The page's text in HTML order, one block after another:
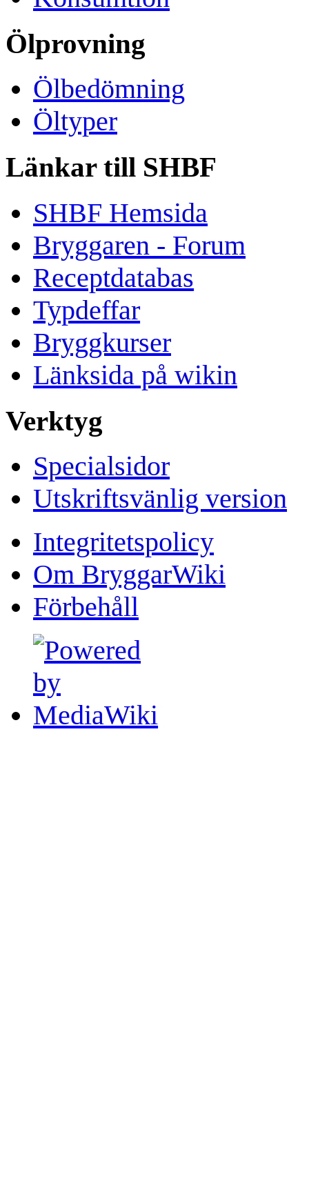
Ölprovning
Ölbedömning
Öltyper
Länkar till SHBF
SHBF Hemsida
Bryggaren - Forum
Receptdatabas
Typdeffar
Bryggkurser
Länksida på wikin
Verktyg
Specialsidor
Utskriftsvänlig version
Integritetspolicy
Om BryggarWiki
Förbehåll